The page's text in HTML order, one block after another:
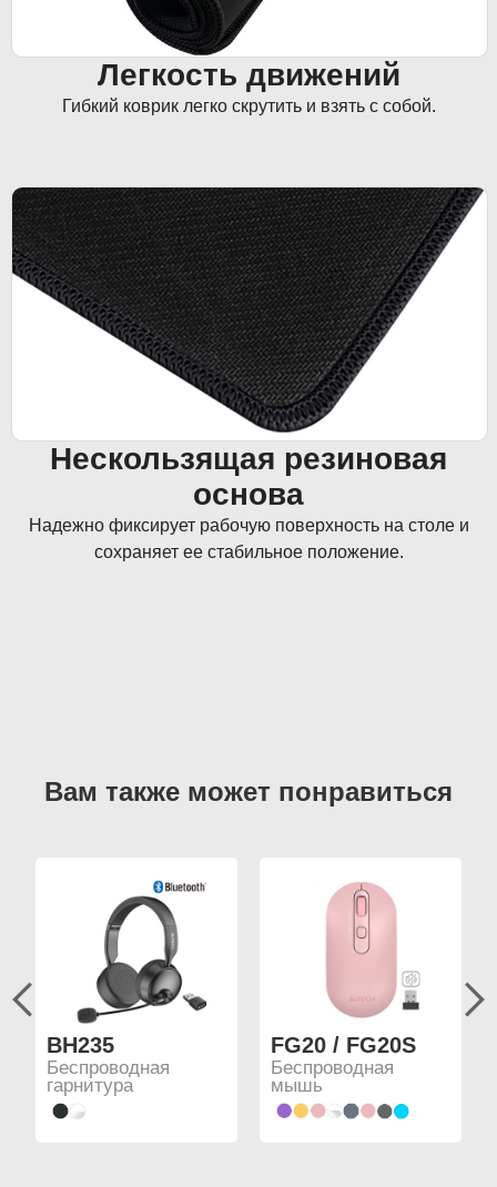
Легкость движений
Гибкий коврик легко скрутить и взять с собой.
Нескользящая резиновая
основа
Надежно фиксирует рабочую поверхность на столе и
сохраняет ее стабильное положение.
BH235
Беспроводная
гарнитура
FG20 / FG20S
Беспроводная
мышь